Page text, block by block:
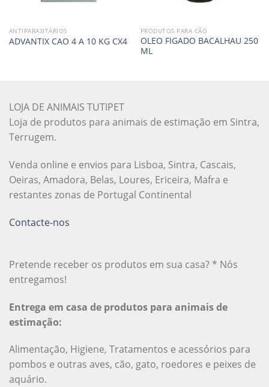
ANTIPARASITÁRIOS
ADVANTIX CAO 4 A 10 KG CX4
PRODUTOS PARA CÃO
OLEO FIGADO BACALHAU 250
ML
LOJA DE ANIMAIS TUTIPET
Loja de produtos para animais de estimação em Sintra,
Terrugem.
Venda online e envios para Lisboa, Sintra, Cascais,
Oeiras, Amadora, Belas, Loures, Ericeira, Mafra e
restantes zonas de Portugal Continental
Contacte-nos
Pretende receber os produtos em sua casa? * Nós
entregamos!
Entrega em casa de produtos para animais de
estimação:
Alimentação, Higiene, Tratamentos e acessórios para
pombos e outras aves, cão, gato, roedores e peixes de
aquário.